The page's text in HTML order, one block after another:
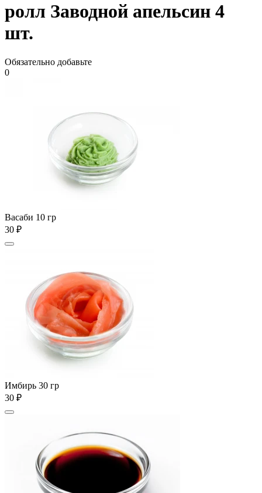
ролл Заводной апельсин 4
шт.
Обязательно добавьте
0
Васаби 10 гр
30 ₽
Имбирь 30 гр
30 ₽